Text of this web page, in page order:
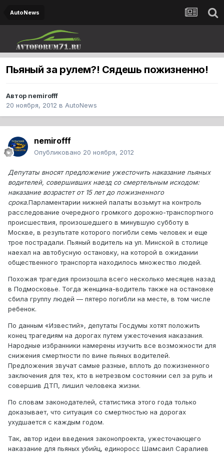
AutoNews
Пьяный за рулем?! Сядешь пожизненно!
Автор nemirofff
20 ноября, 2012 в AutoNews
nemirofff
Опубликовано 20 ноября, 2012
Депутаты вносят предложение ужесточить наказание пьяных
водителей, совершивших наезд со смертельным исходом:
наказание возрастет от 15 лет до пожизненного
срока.Парламентарии нижней палаты возьмут на контроль
расследование очередного громкого дорожно-транспортного
происшествия, произошедшего в минувшую субботу в
Москве, в результате которого погибли семь человек и еще
трое пострадали. Пьяный водитель на ул. Минской в столице
наехал на автобусную остановку, на которой в ожидании
общественного транспорта находилось множество людей.
Похожая трагедия произошла всего несколько месяцев назад
в Подмосковье. Тогда женщина-водитель также на остановке
сбила группу людей — пятеро погибли на месте, в том числе
ребенок.
По данным «Известий», депутаты Госдумы хотят положить
конец трагедиям на дорогах путем ужесточения наказания.
Народные избранники намерены изучить все возможности для
снижения смертности по вине пьяных водителей.
Предложения звучат самые разные, вплоть до пожизненного
заключения для тех, кто в нетрезвом состоянии сел за руль и
совершив ДТП, лишил человека жизни.
По словам законодателей, статистика этого года только
доказывает, что ситуация cо смертностью на дорогах
ухудшается с каждым годом.
Так, автор идеи введения законопроекта, ужесточающего
наказание для пьяных убийц, единоросс Шамсаил Саралиев